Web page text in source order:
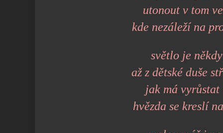
utonout v tom
kde nezáleží na
světlo je
až z dětské duše
jak má vyrůstat
hvězda se kreslí